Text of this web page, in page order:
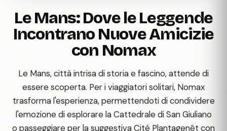
Le Mans: Dove le Leggende
Incontrano Nuove Amicizie
con Nomax
Le Mans, città intrisa di storia e fascino, attende di
essere scoperta. Per i viaggiatori solitari, Nomax
trasforma l'esperienza, permettendoti di condividere
l'emozione di esplorare la Cattedrale di San Giuliano
o passeggiare per la suggestiva Cité Plantagenêt con